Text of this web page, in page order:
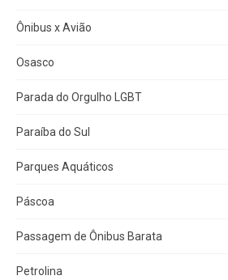
Ônibus x Avião
Osasco
Parada do Orgulho LGBT
Paraíba do Sul
Parques Aquáticos
Páscoa
Passagem de Ônibus Barata
Petrolina